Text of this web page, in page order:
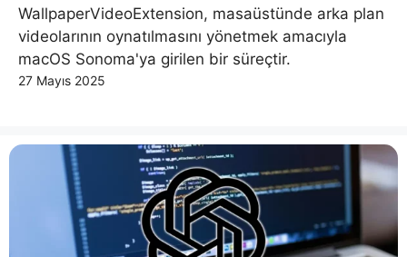
WallpaperVideoExtension, masaüstünde arka plan
videolarının oynatılmasını yönetmek amacıyla
macOS Sonoma'ya girilen bir süreçtir.
27 Mayıs 2025